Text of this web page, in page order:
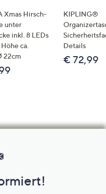
Xmas Hirsch-
unter
inkl. 8 LEDs
ca.
22cm
KIPLING®
Details
€ 72,99